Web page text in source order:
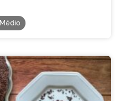
Médio